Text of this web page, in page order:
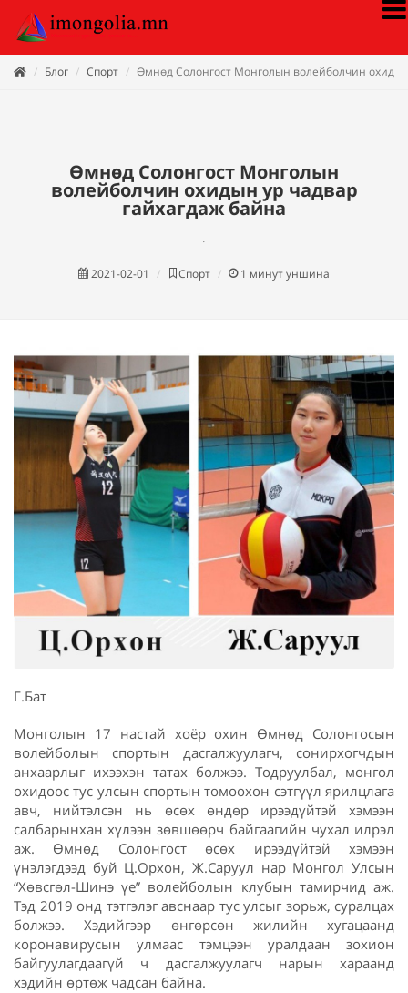
Блог Спорт Өмнөд Солонгост Монголын волейболчин
Өмнөд Солонгост Монголын
волейболчин охидын ур чадвар
гайхагдаж байна
.
2021-02-01 Спорт 1 минут уншина
Г.Бат
Монголын 17 настай хоёр охин Өмнөд Солонгосын
волейболын спортын дасгалжуулагч, сонирхогчдын
анхаарлыг ихээхэн татах болжээ. Тодруулбал, монгол
охидоос тус улсын спортын томоохон сэтгүүл ярилцлага
авч, нийтэлсэн нь өсөх өндөр ирээдүйтэй хэмээн
салбарынхан хүлээн зөвшөөрч байгаагийн чухал илрэл
аж. Өмнөд Солонгост өсөх ирээдүйтэй хэмээн
үнэлэгдээд буй Ц.Орхон, Ж.Саруул нар Монгол Улсын
“Хөвсгөл-Шинэ үе” волейболын клубын тамирчид аж.
Тэд 2019 онд тэтгэлэг авснаар тус улсыг зорьж, суралцах
болжээ. Хэдийгээр өнгөрсөн жилийн хугацаанд
коронавирусын улмаас тэмцээн уралдаан зохион
байгуулагдаагүй ч дасгалжуулагч нарын хараанд
хэдийн өртөж чадсан байна.